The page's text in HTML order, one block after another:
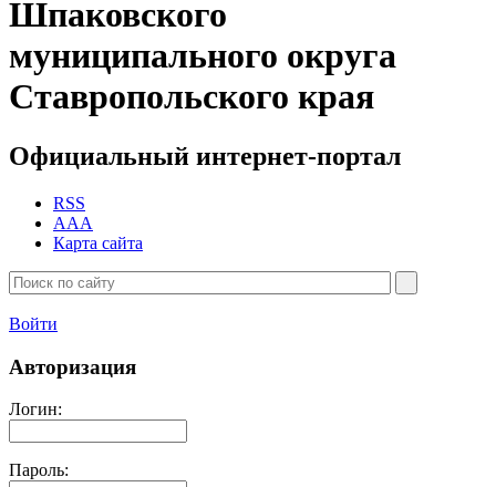
Шпаковского
муниципального округа
Ставропольского края
Официальный интернет-портал
RSS
AAA
Карта сайта
Войти
Авторизация
Логин:
Пароль: